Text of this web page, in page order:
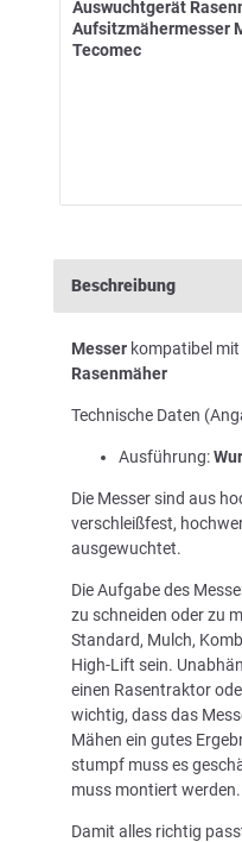
Auswuchtgerät
Aufsitzmähermesser
Tecomec
Beschreibung
Messer kompatibel mit
Rasenmäher
Technische Daten
Ausführung:
Die Messer sind aus
verschleißfest,
ausgewuchtet.
Die Aufgabe des
zu schneiden oder zu
Standard, Mulch,
High-Lift sein.
einen Rasentraktor
wichtig, dass das
Mähen ein gutes
stumpf muss es
muss montiert werden.
Damit alles richtig